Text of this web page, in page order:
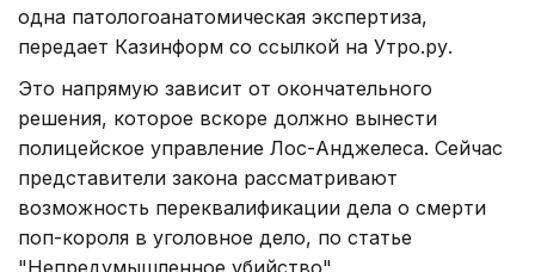
одна патологоанатомическая экспертиза,
передает Казинформ со ссылкой на Утро.ру.
Это напрямую зависит от окончательного
решения, которое вскоре должно вынести
полицейское управление Лос-Анджелеса. Сейчас
представители закона рассматривают
возможность переквалификации дела о смерти
поп-короля в уголовное дело, по статье
"Непредумышленное убийство".